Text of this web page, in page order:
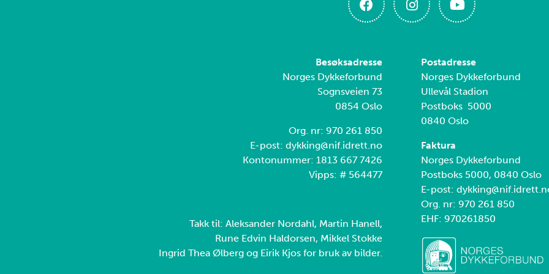
Besøksadresse
Norges Dykkeforbund
Sognsveien 73
0854 Oslo
Org. nr: 970 261 850
E-post: dykking@nif.idrett.no
Kontonummer: 1813 667 7426
Vipps: # 564477
Takk til: Aleksander Nordahl, Martin Hanell,
Rune Edvin Haldorsen, Mikkel Stokke
Ingrid Thea Ølberg og Eirik Kjos for bruk av bilder.
Postadresse
Norges Dykkeforbund
Ullevål Stadion
Postboks 5000
0840 Oslo
Faktura
Norges Dykkeforbund
Postboks 5000, 0840 Oslo
E-post:
Org. nr: 970 261 850
EHF: 970261850